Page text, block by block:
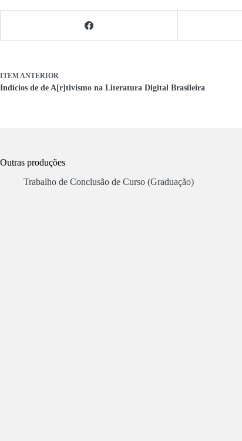
ITEM ANTERIOR
Indícios de de A[r]tivismo na Literatura Digital Brasileira
Outras produções
Trabalho de Conclusão de Curso (Graduação)